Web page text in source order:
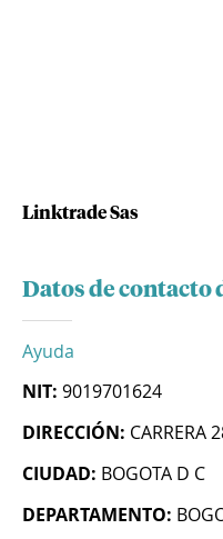
Linktrade Sas
Datos de contacto
Ayuda
NIT: 9019701624
DIRECCIÓN: CARRERA
CIUDAD: BOGOTA D C
DEPARTAMENTO: